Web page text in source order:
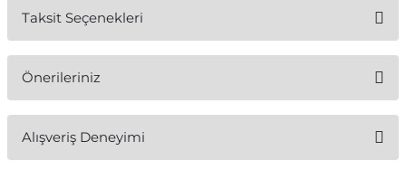
Taksit Seçenekleri
Önerileriniz
konularda yetersiz gördüğünüz noktaları öneri formunu
kullanarak tarafımıza iletebilirsiniz.
Alışveriş Deneyimi